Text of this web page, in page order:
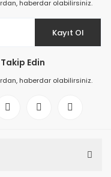
haberdar olabilirsiniz.
Kayıt Ol
Edin
haberdar olabilirsiniz.